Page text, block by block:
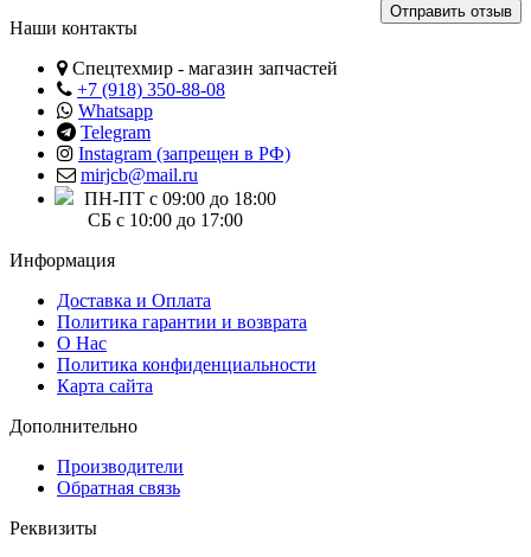
Отправить отзыв
Наши контакты
Спецтехмир - магазин запчастей
+7 (918) 350-88-08
Whatsapp
Telegram
Instagram (запрещен в РФ)
mirjcb@mail.ru
ПН-ПТ с 09:00 до 18:00
СБ с 10:00 до 17:00
Информация
Доставка и Оплата
Политика гарантии и возврата
О Нас
Политика конфиденциальности
Карта сайта
Дополнительно
Производители
Обратная связь
Реквизиты